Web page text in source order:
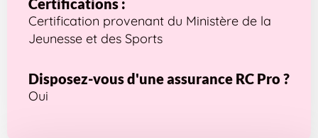
Certifications :
Certification provenant du Ministère de la
Jeunesse et des Sports
Disposez-vous d'une assurance RC Pro ?
Oui